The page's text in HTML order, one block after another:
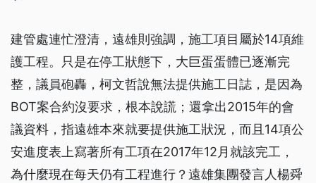
建管處連忙澄清，遠雄則強調，施工項目屬於14項維
護工程。只是在停工狀態下，大巨蛋蛋體已逐漸完
整，議員砲轟，柯文哲說無法提供施工日誌，是因為
BOT案合約沒要求，根本說謊；還拿出2015年的會
議資料，指遠雄本來就要提供施工狀況，而且14項公
安進度表上寫著所有工項在2017年12月就該完工，
為什麼現在每天仍有工程進行？遠雄集團發言人楊舜